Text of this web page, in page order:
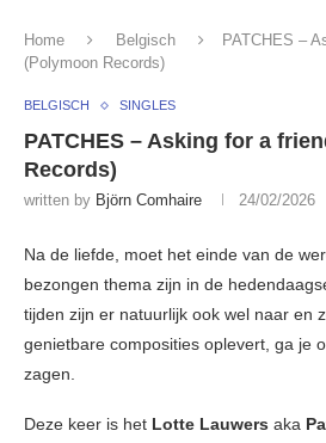
Home Belgisch
PATCHES –
(Polymoon Records)
BELGISCH SINGLES
PATCHES – Asking for a
Records)
written by Björn Comhaire 24/02/2026
Na de liefde, moet het einde van de
bezongen thema zijn in de
tijden zijn er natuurlijk ook wel naar en
genietbare composities oplevert, ga je
zagen.
Deze keer is het Lotte Lauwers aka